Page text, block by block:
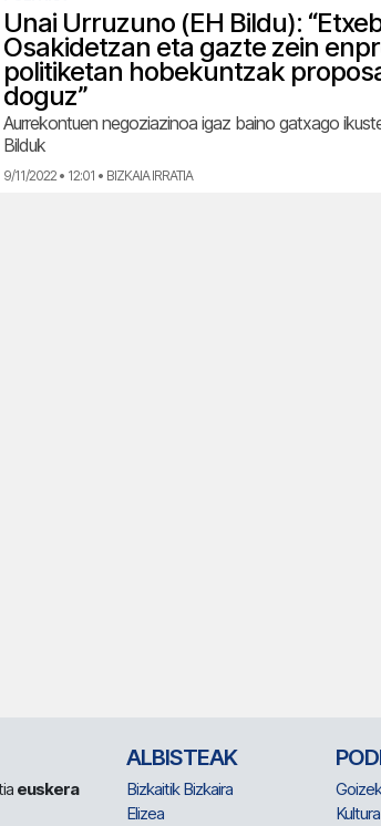
Unai Urruzuno (EH Bildu):
Osakidetzan eta gazte zein
politiketan hobekuntzak
doguz”
Aurrekontuen negoziazinoa igaz baino gatxago
Bilduk
9/11/2022 • 12:01 • BIZKAIA IRRATIA
euskera
ALBISTEAK
Bizkaitik Bizkaira
Elizea
Kultura